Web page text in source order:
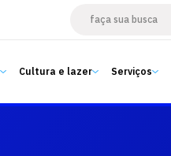
Cultura e lazer Serviços
Estude aqui